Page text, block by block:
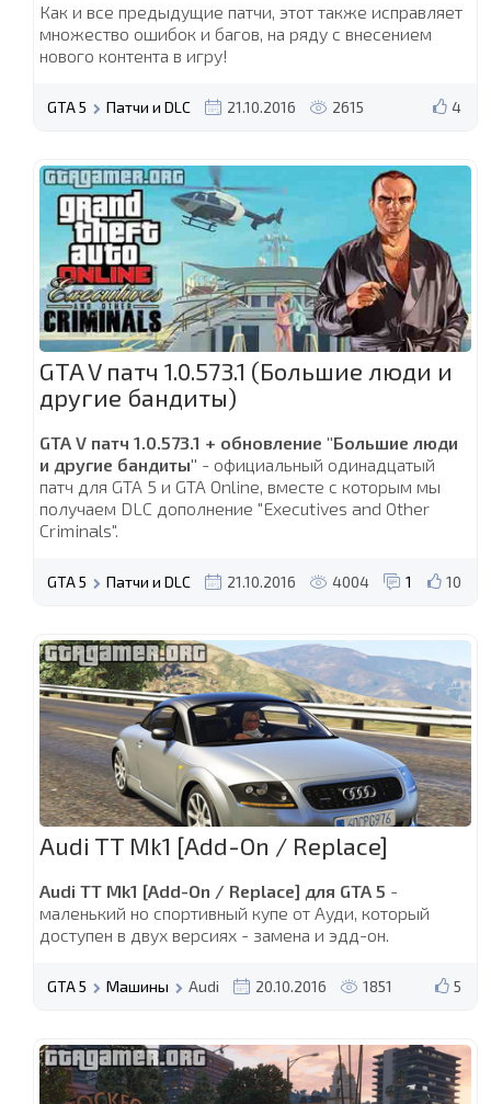
Как и все предыдущие патчи, этот также исправляет
множество ошибок и багов, на ряду с внесением
нового контента в игру!
4
GTA 5 Патчи и DLC 21.10.2016 2615
GTA V патч 1.0.573.1 (Большие люди и
другие бандиты)
GTA V патч 1.0.573.1 + обновление "Большие люди
и другие бандиты" - официальный одинадцатый
патч для GTA 5 и GTA Online, вместе с которым мы
получаем DLC дополнение "Executives and Other
Criminals".
10
GTA 5 Патчи и DLC 21.10.2016 4004 1
Audi TT Mk1 [Add-On / Replace]
Audi TT Mk1 [Add-On / Replace] для GTA 5 -
маленький но спортивный купе от Ауди, который
доступен в двух версиях - замена и эдд-он.
5
GTA 5 Машины Audi 20.10.2016 1851